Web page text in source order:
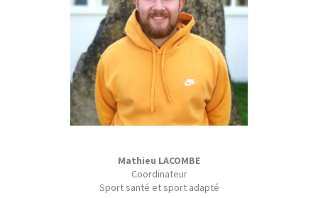
Mathieu LACOMBE
Coordinateur
Sport santé et sport adapté